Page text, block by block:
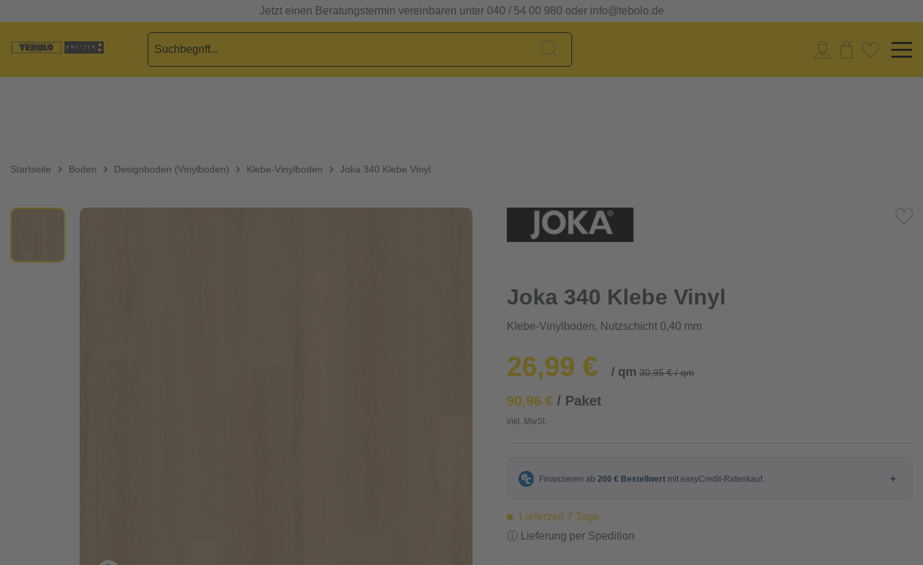
Jetzt einen Beratungstermin vereinbaren unter 040 / 54 00 980 oder info@tebolo.de
Startseite Boden Designboden (Vinylboden) Klebe-Vinylboden Joka 340 Klebe Vinyl
Joka 340 Klebe Vinyl
Klebe-Vinylboden, Nutzschicht 0,40 mm
26,99 € / qm 30,95 € / qm
90,96 €/ Paket
inkl. MwSt.
Lieferzeit 7 Tage
ⓘ Lieferung per Spedition